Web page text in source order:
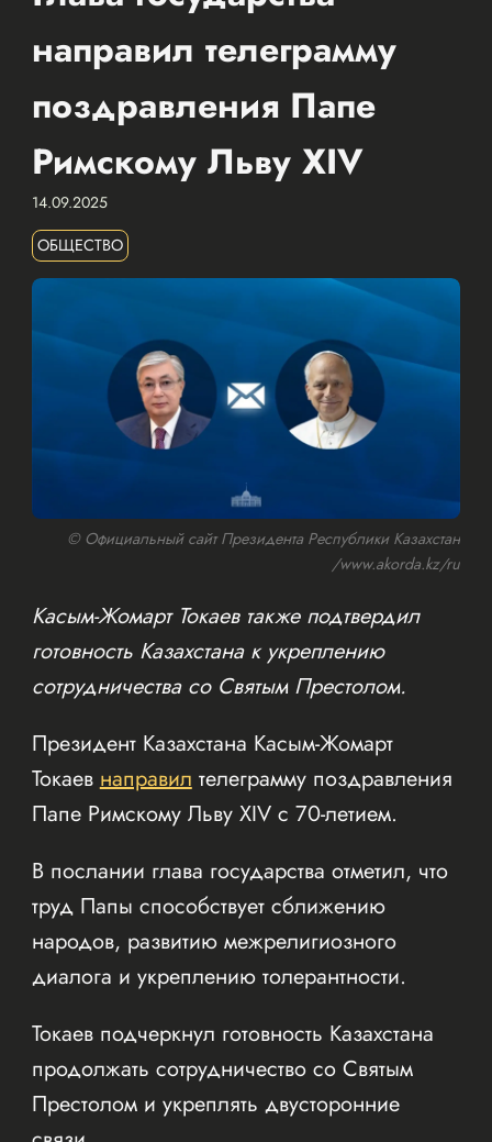
направил телеграмму
поздравления Папе
Римскому Льву XIV
14.09.2025
ОБЩЕСТВО
© Официальный сайт Президента Республики Казахстан
/www.akorda.kz/ru
Касым-Жомарт Токаев также подтвердил
готовность Казахстана к укреплению
сотрудничества со Святым Престолом.
Президент Казахстана Касым-Жомарт
Токаевнаправилтелеграмму поздравления
Папе Римскому Льву XIV с 70-летием.
В послании глава государства отметил, что
труд Папы способствует сближению
народов, развитию межрелигиозного
диалога и укреплению толерантности.
Токаев подчеркнул готовность Казахстана
продолжать сотрудничество со Святым
Престолом и укреплять двусторонние